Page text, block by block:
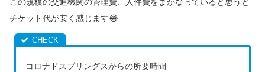
チケット代が安く感じます😂
コロナドスプリングスからの所要時間